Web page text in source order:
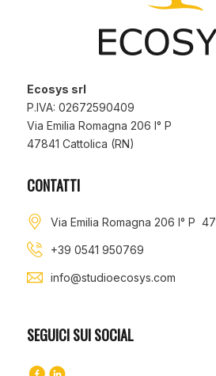
Ecosys srl
P.IVA: 02672590409
Via Emilia Romagna 206 I° P
47841 Cattolica (RN)
CONTATTI
Via Emilia Romagna 206 I° P
+39 0541 950769
info@studioecosys.com
SEGUICI SUI SOCIAL